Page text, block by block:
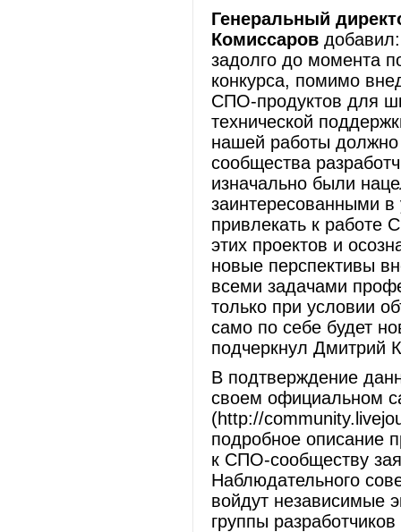
Генеральный
Комиссаров
задолго до момента
конкурса, помимо
СПО-продуктов для
технической
нашей работы должно
сообщества
изначально были
заинтересованными в
привлекать к
этих проектов и
новые перспективы
всеми задачами
только при условии
само по себе будет
подчеркнул Дмитрий
В подтверждение
своем официальном
(http://
подробное описание
к СПО-сообществу
Наблюдательного
войдут независимые
группы